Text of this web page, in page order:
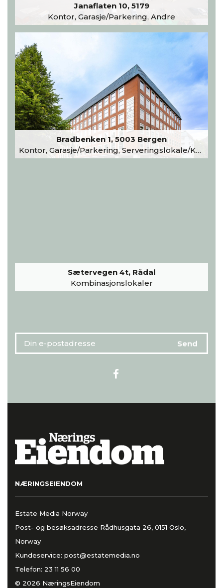
Janaflaten 10, 5179
Kontor, Garasje/Parkering, Andre
Bradbenken 1, 5003 Bergen
Kontor, Garasje/Parkering, Serveringslokale/Kantine, Undervisning/Arrangement
Sætervegen 4t, Rådal
Kombinasjonslokaler
NÆRINGSEIENDOM
Estate Media Norway
Post- og besøksadresse Rådhusgata 26, 0151 Oslo,
Norway
Kundeservice: post@estatemedia.no
Telefon: 23 11 56 00
© 2026 NæringsEiendom